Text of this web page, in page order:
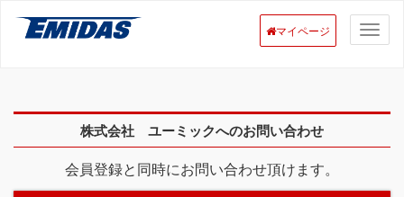
マイページ
株式会社 ユーミックへのお問い合わせ
会員登録と同時にお問い合わせ頂けます。